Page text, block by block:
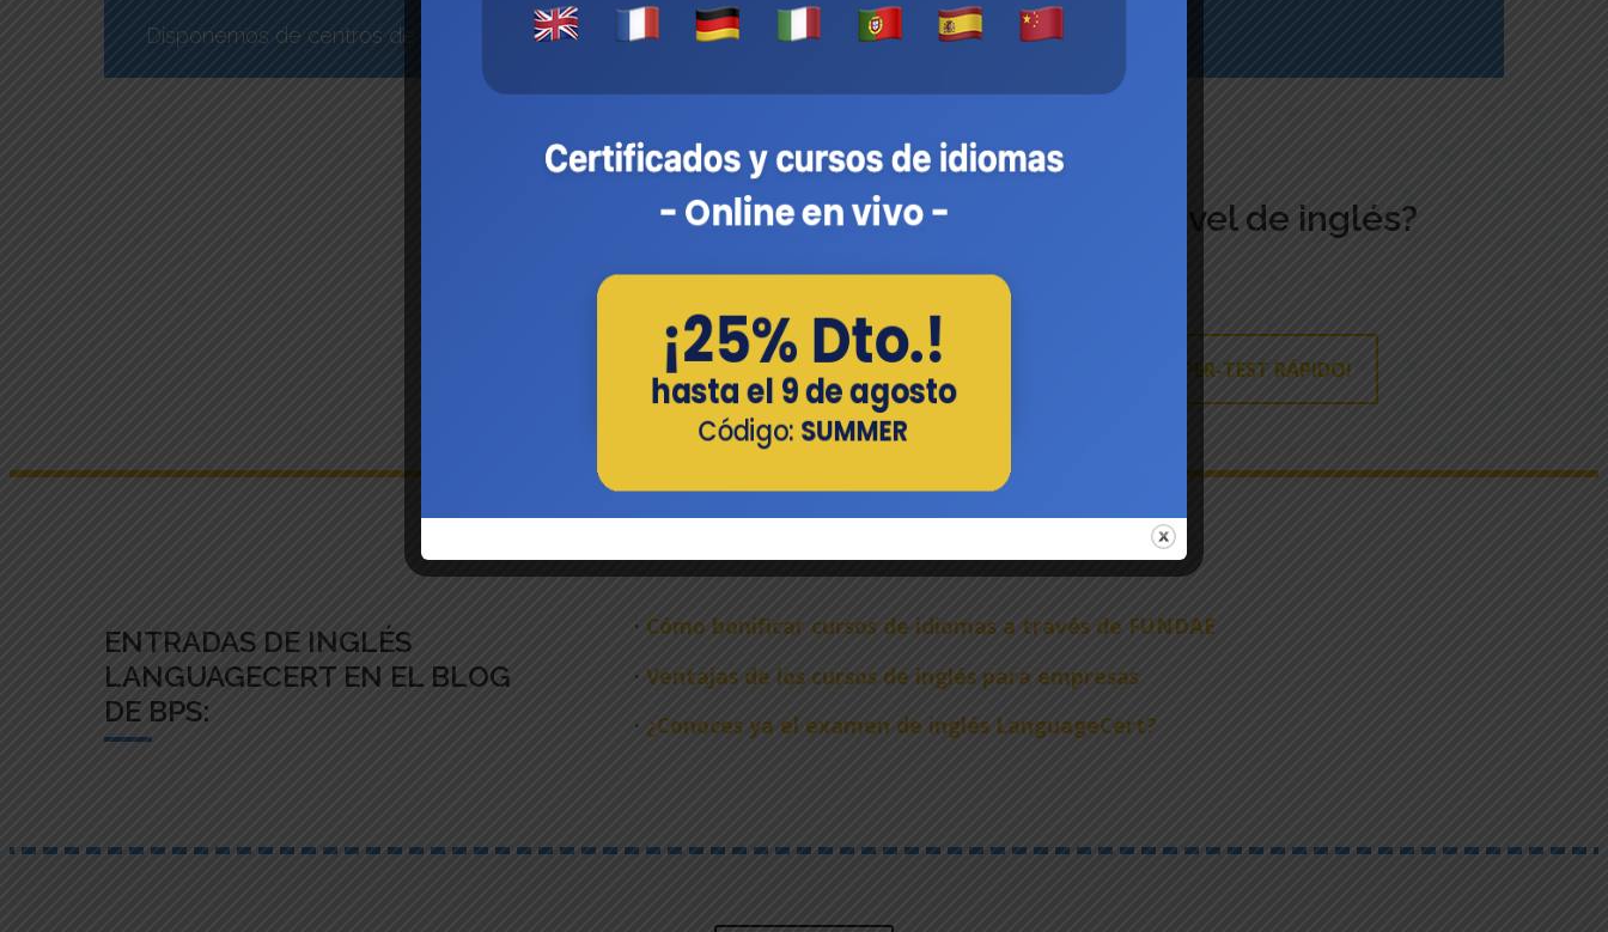
Disponemos de centros de enseñanza especializados en Madrid (Retiro) y Málaga (Teatinos).
¿Todavía no sabes cuál es tu nivel de inglés?
¡DESCUBRE TU NIVEL DE INGLÉS EN NUESTRO SUPER-TEST RÁPIDO!
ENTRADAS DE INGLÉS
LANGUAGECERT EN EL BLOG
DE BPS:
· Cómo bonificar cursos de idiomas a través de FUNDAE
· Ventajas de los cursos de inglés para empresas
· ¿Conoces ya el examen de inglés LanguageCert?